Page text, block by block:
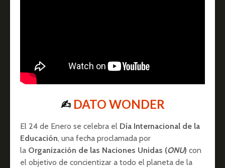
✍︎ DATO WONDER
El 24 de Enero se celebra el Día Internacional de la
Educación, una fecha proclamada por
la Organización de las Naciones Unidas (ONU) con
el objetivo de concientizar a todo el planeta de la